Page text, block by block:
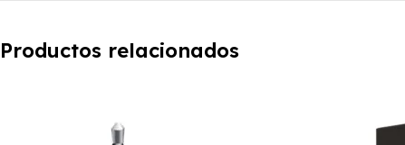
Productos relacionados